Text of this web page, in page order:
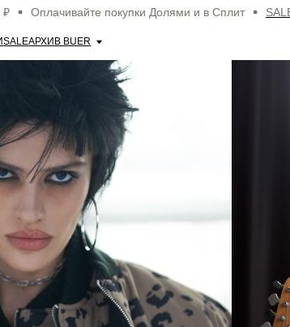
Оплачивайте покупки Долями и в Сплит SALE
АРХИВ BUER
ALINA
lookbook fw'24